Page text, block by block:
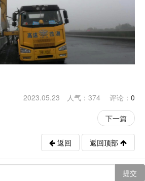
2023.05.23 人气： 374 评论： 0
下一篇
返回 返回顶部
提交